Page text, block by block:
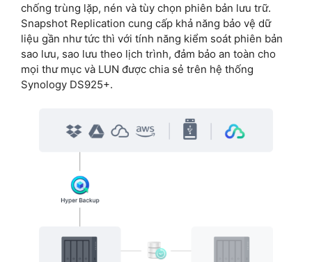
chống trùng lặp, nén và tùy chọn phiên bản lưu trữ.
Snapshot Replication cung cấp khả năng bảo vệ dữ
liệu gần như tức thì với tính năng kiểm soát phiên bản
sao lưu, sao lưu theo lịch trình, đảm bảo an toàn cho
mọi thư mục và LUN được chia sẻ trên hệ thống
Synology DS925+.